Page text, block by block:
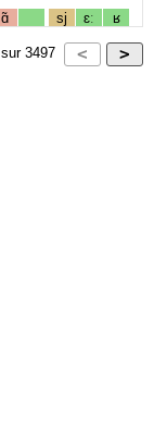
ɑ̃ sj ɛː ʁ
sur 3497